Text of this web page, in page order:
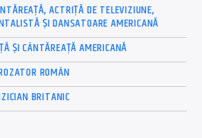
ACTRIȚĂ DE TELEVIZIUNE,
ȘI DANSATOARE AMERICANĂ
ȘI CÂNTĂREAȚĂ AMERICANĂ
ROMÂN
BRITANIC